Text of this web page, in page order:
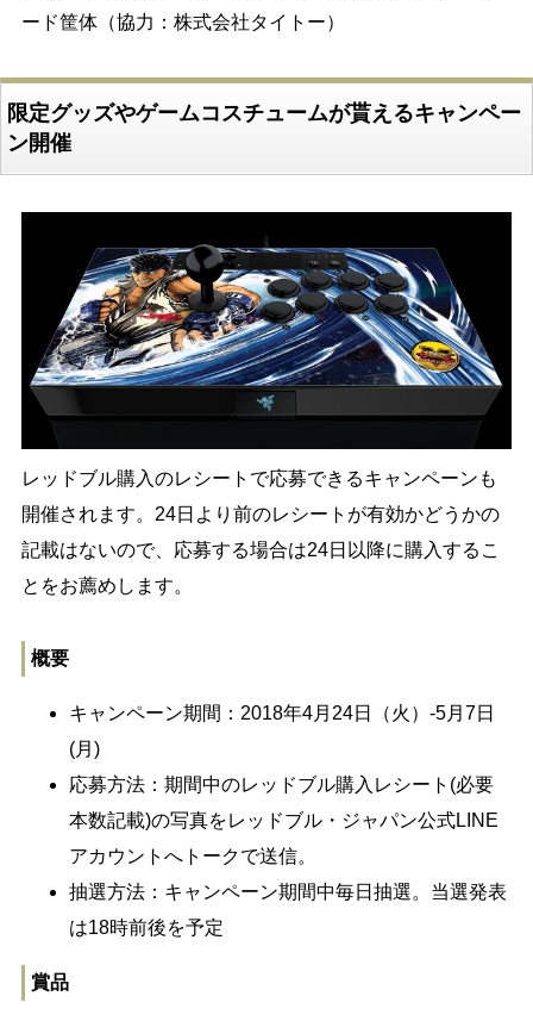
ード筐体（協力：株式会社タイトー）
限定グッズやゲームコスチュームが貰えるキャンペー
ン開催
レッドブル購入のレシートで応募できるキャンペーンも
開催されます。24日より前のレシートが有効かどうかの
記載はないので、応募する場合は24日以降に購入するこ
とをお薦めします。
概要
キャンペーン期間：2018年4月24日（火）-5月7日
(月)
応募方法：期間中のレッドブル購入レシート(必要
本数記載)の写真をレッドブル・ジャパン公式LINE
アカウントへトークで送信。
抽選方法：キャンペーン期間中毎日抽選。当選発表
は18時前後を予定
賞品